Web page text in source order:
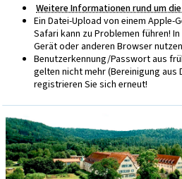
Weitere Informationen rund um
Ein Datei-Upload von einem Apple-
Safari kann zu Problemen führen!
Gerät oder anderen Browser
Benutzerkennung/Passwort aus
gelten nicht mehr (Bereinigung
registrieren Sie sich erneut!